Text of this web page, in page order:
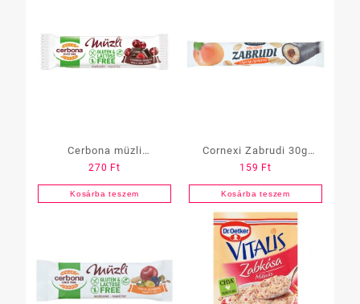
Cerbona müzli
gluténmentes 35g
Csokis-meggyes
270 Ft
Kosárba teszem
Cornexi Zabrudi 30g
Cukormentes
Sárgabarackos
159 Ft
Kosárba teszem